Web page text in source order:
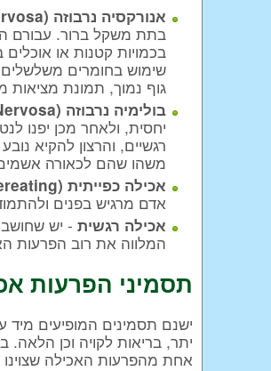
אנורקסיה נרבוזה (Anorexia Nervosa)
בתת משקל ברור. עבורם
בכמויות קטנות או
שימוש בחומרים
גוף נמוך, תמונת מציאות
בולימיה נרבוזה (Bulimia Nervosa)
יחסית, ולאחר מכן יפנו
רגשיים, והרצון להקיא
משהו שהם לכאורה
אכילה כפייתית (Compulsive Overeating)
אדם מרגיש בפנים
אכילה רגשית - יש
המלווה את רוב הפרעות
תסמיני הפרעות
ישנם תסמינים המופיעים
יתר, בריאות לקויה וכן
אחת מהפרעות האכילה שצוינו